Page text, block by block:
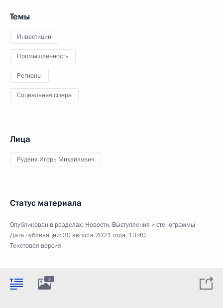
Темы
Инвестиции
Промышленность
Регионы
Социальная сфера
Лица
Руденя Игорь Михайлович
Статус материала
Опубликован в разделах: Новости, Выступления и стенограммы
Дата публикации:30 августа 2021 года, 13:40
Текстовая версия
3